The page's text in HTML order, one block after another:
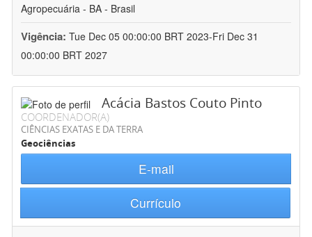
Agropecuária - BA - Brasil
Vigência: Tue Dec 05 00:00:00 BRT 2023-Fri Dec 31
00:00:00 BRT 2027
Acácia Bastos Couto Pinto
COORDENADOR(A)
CIÊNCIAS EXATAS E DA TERRA
Geociências
E-mail
Currículo